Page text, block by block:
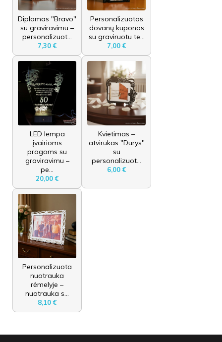
Diplomas "Bravo"
su graviravimu –
personalizuot...
7,30 €
Personalizuotas
dovanų kuponas
su graviruotu te...
7,00 €
LED lempa
įvairioms
progoms su
graviravimu –
pe...
20,00 €
Kvietimas –
atvirukas "Durys"
su
personalizuot...
6,00 €
Personalizuota
nuotrauka
rėmelyje –
nuotrauka s...
8,10 €